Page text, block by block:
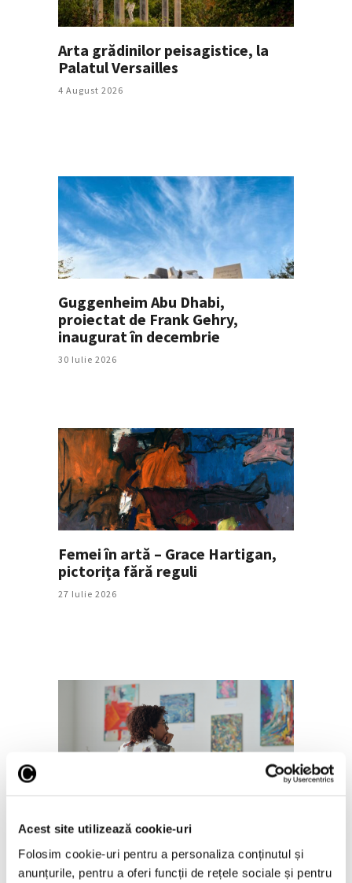
Acest site utilizează cookie-uri
Folosim cookie-uri pentru a personaliza conținutul și
anunțurile, pentru a oferi funcții de rețele sociale și pentru
Arta grădinilor peisagistice, la
Palatul Versailles
4 August 2026
Guggenheim Abu Dhabi,
proiectat de Frank Gehry,
inaugurat în decembrie
30 Iulie 2026
Femei în artă – Grace Hartigan,
pictorița fără reguli
27 Iulie 2026
pentru colecția ta de artă